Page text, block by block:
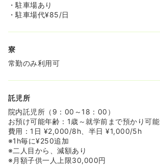
・駐車場あり
・駐車場代¥85/日
寮
常勤のみ利用可
託児所
院内託児所（9：00～18：00）
お預け可能年齢：1歳～就学前まで預かり可能
費用：1日 ¥2,000/8h、半日 ¥1,000/5h
※1h毎に¥250追加
※二人目から、減額あり
※月額子供一人上限30,000円